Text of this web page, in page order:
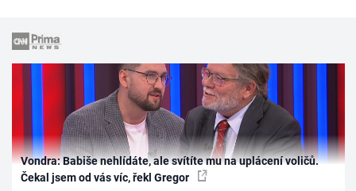
Vondra: Babiše nehlídáte, ale svítíte mu na uplácení voličů.
Čekal jsem od vás víc, řekl Gregor